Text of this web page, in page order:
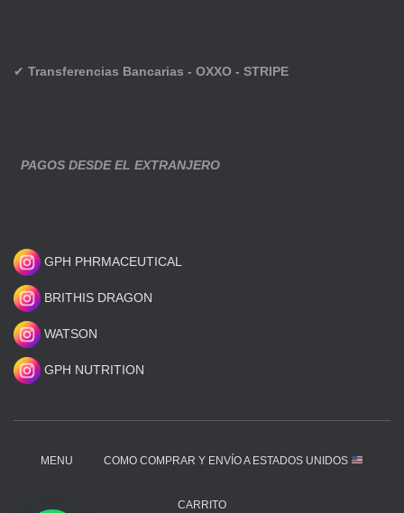
✔ Transferencias Bancarias - OXXO - STRIPE
PAGOS DESDE EL EXTRANJERO
GPH PHRMACEUTICAL
BRITHIS DRAGON
WATSON
GPH NUTRITION
MENU COMO COMPRAR Y ENVÍO A ESTADOS UNIDOS
CARRITO